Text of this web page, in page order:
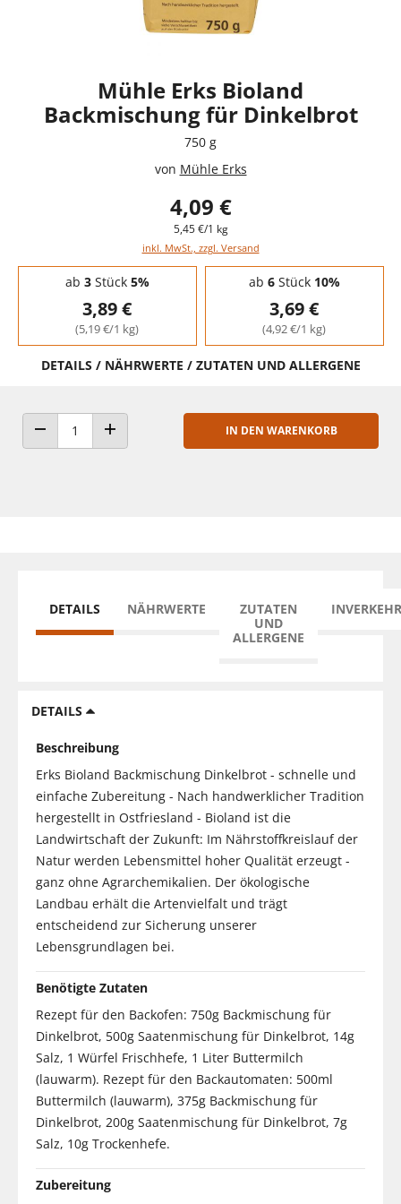
Mühle Erks Bioland
Backmischung für Dinkelbrot
750 g
von Mühle Erks
4,09 €
5,45 €/1 kg
inkl. MwSt., zzgl. Versand
Staffelpreise - Mengenrabatt
ab 3Stück 5%
3,89 €
(5,19 €/1 kg)
ab 6Stück 10%
3,69 €
(4,92 €/1 kg)
DETAILS / NÄHRWERTE / ZUTATEN UND ALLERGENE
ANZAHL VERRINGERNANZAHL ERHÖHEN
IN DEN WARENKORB
DETAILS NÄHRWERTE
ZUTATEN
UND
ALLERGENE
DETAILS
Beschreibung
Erks Bioland Backmischung Dinkelbrot - schnelle und
einfache Zubereitung - Nach handwerklicher Tradition
hergestellt in Ostfriesland - Bioland ist die
Landwirtschaft der Zukunft: Im Nährstoffkreislauf der
Natur werden Lebensmittel hoher Qualität erzeugt -
ganz ohne Agrarchemikalien. Der ökologische
Landbau erhält die Artenvielfalt und trägt
entscheidend zur Sicherung unserer
Lebensgrundlagen bei.
Benötigte Zutaten
Rezept für den Backofen: 750g Backmischung für
Dinkelbrot, 500g Saatenmischung für Dinkelbrot, 14g
Salz, 1 Würfel Frischhefe, 1 Liter Buttermilch
(lauwarm). Rezept für den Backautomaten: 500ml
Buttermilch (lauwarm), 375g Backmischung für
Dinkelbrot, 200g Saatenmischung für Dinkelbrot, 7g
Salz, 10g Trockenhefe.
Zubereitung